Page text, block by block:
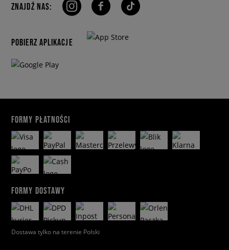
ZNAJDŹ NAS:
POBIERZ APLIKACJE
FORMY PŁATNOŚCI
FORMY DOSTAWY
Dostawa tylko na terenie Polski